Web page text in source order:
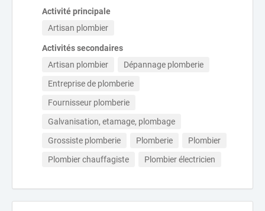
Activité principale
Artisan plombier
Activités secondaires
Artisan plombier
Dépannage plomberie
Entreprise de plomberie
Fournisseur plomberie
Galvanisation, etamage, plombage
Grossiste plomberie
Plomberie
Plombier
Plombier chauffagiste
Plombier électricien